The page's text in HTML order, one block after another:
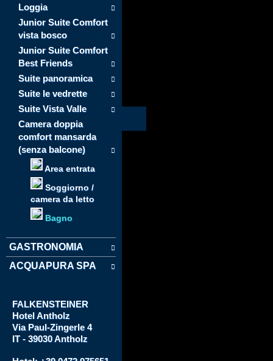
Loggia
Junior Suite Comfort
vista bosco
Junior Suite Comfort
Best Friends
Suite panoramica
Suite le vedrette
Suite Vista Valle
Camera doppia
comfort mansarda
(senza balcone)
Area entrata
Soggiorno /
camera da letto
Bagno
GASTRONOMIA
ACQUAPURA SPA
FALKENSTEINER
HotelAntholz
Via Paul-Zingerle 4
IT - 39030 Antholz